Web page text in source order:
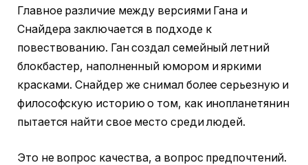
Главное различие между версиями Гана и
Снайдера заключается в подходе к
повествованию. Ган создал семейный летний
блокбастер, наполненный юмором и яркими
красками. Снайдер же снимал более серьезную и
философскую историю о том, как инопланетянин
пытается найти свое место среди людей.
Это не вопрос качества, а вопрос предпочтений.